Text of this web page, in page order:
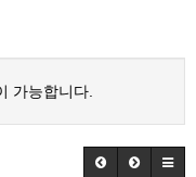
가능합니다.